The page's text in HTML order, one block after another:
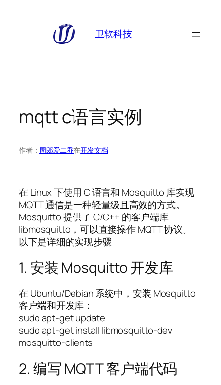
卫软科技
mqtt c语言实例
作者： 周郎爱二乔在开发文档
在 Linux 下使用 C 语言和 Mosquitto 库实现
MQTT 通信是一种轻量级且高效的方式。
Mosquitto 提供了 C/C++ 的客户端库
libmosquitto，可以直接操作 MQTT 协议。
以下是详细的实现步骤
1. 安装 Mosquitto 开发库
在 Ubuntu/Debian 系统中，安装 Mosquitto
客户端和开发库：
sudo apt-get update
sudo apt-get install libmosquitto-dev
mosquitto-clients
2. 编写 MQTT 客户端代码